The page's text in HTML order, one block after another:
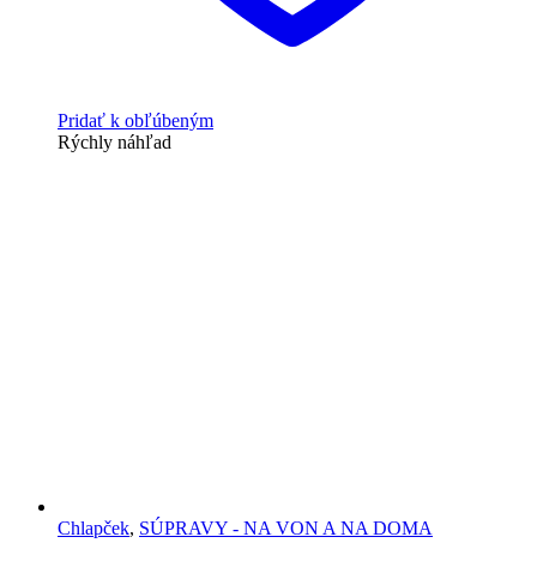
Pridať k obľúbeným
Rýchly náhľad
Chlapček, SÚPRAVY - NA VON A NA DOMA